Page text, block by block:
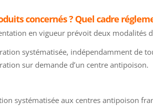
concernés ? Quel cadre
en vigueur prévoit deux modalités
systématisée, indépendamment de
sur demande d’un centre antipoison.
systématisée aux centres antipoison